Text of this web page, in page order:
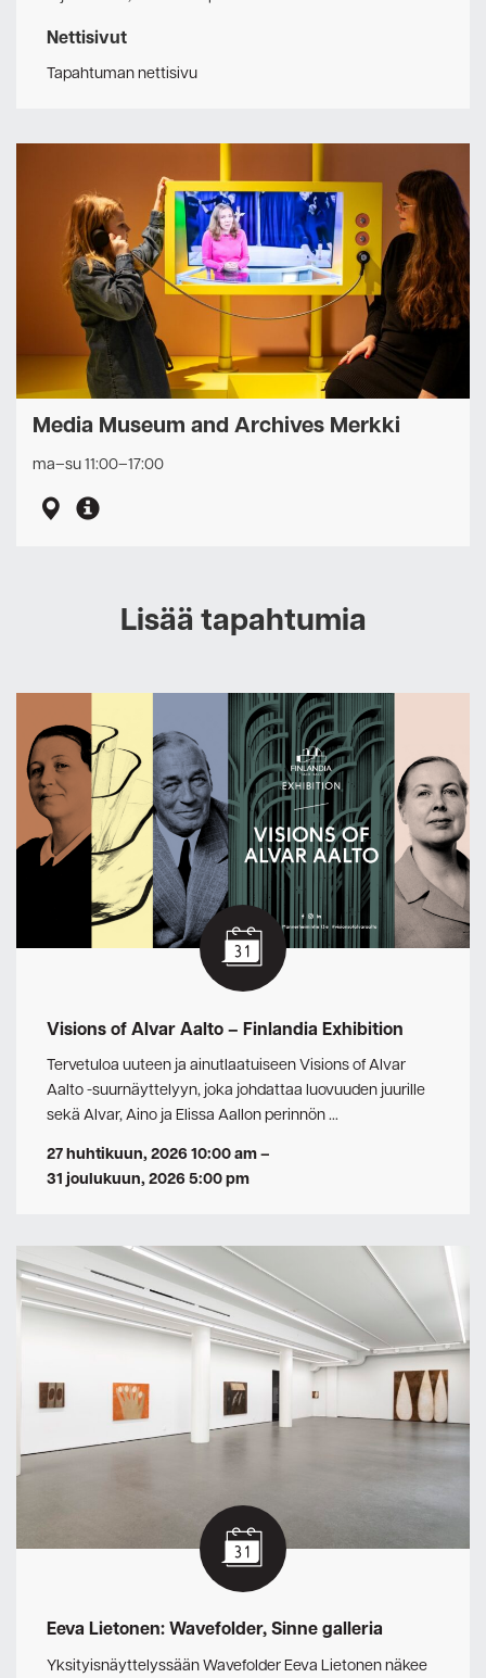
Nettisivut
Tapahtuman nettisivu
Media Museum and Archives Merkki
ma–su 11:00–17:00
Lisää tapahtumia
Visions of Alvar Aalto – Finlandia Exhibition
Tervetuloa uuteen ja ainutlaatuiseen Visions of Alvar
Aalto -suurnäyttelyyn, joka johdattaa luovuuden juurille
sekä Alvar, Aino ja Elissa Aallon perinnön …
27 huhtikuun, 2026 10:00 am–
31 joulukuun, 2026 5:00 pm
Eeva Lietonen: Wavefolder, Sinne galleria
Yksityisnäyttelyssään Wavefolder Eeva Lietonen näkee